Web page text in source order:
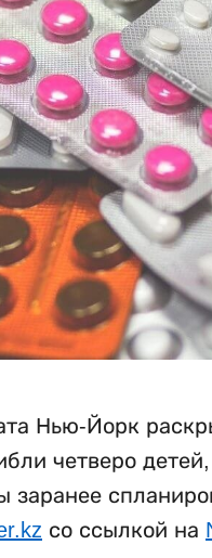
Нью-Йорк
четверо
со ссылкой на